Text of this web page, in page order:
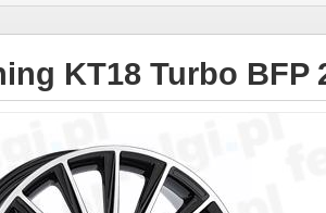
KT18 Turbo BFP